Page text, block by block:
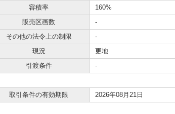
容積率
160%
販売区画数
-
その他の法令上の制限
-
現況
更地
引渡条件
-
取引条件の有効期限
2026年08月21日